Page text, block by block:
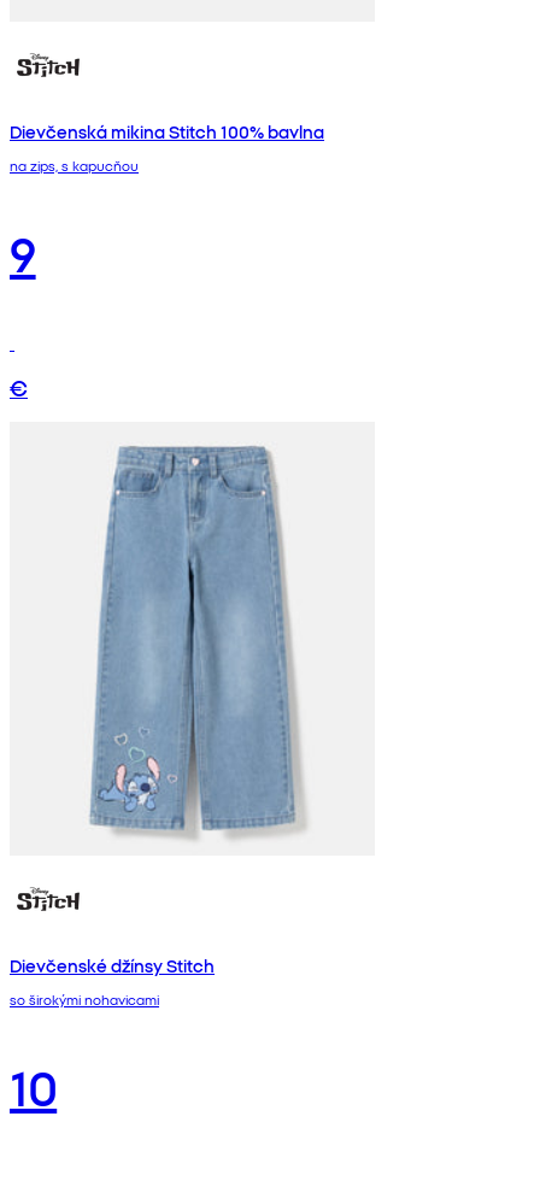
Dievčenská mikina Stitch 100% bavlna
na zips, s kapucňou
9
€
Dievčenské džínsy Stitch
so širokými nohavicami
10